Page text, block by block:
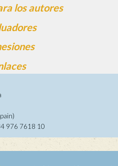
los autores
976 7618 10